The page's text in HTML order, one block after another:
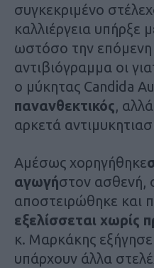
συγκεκριμένο
καλλιέργεια υπήρξε
ωστόσο την
αντιβιόγραμμα οι
ο μύκητας Candida
πανανθεκτικός,
αρκετά
Αμέσως χορηγήθηκε
αγωγήστον ασθενή,
αποστειρώθηκε και
εξελίσσεται χωρίς
κ. Μαρκάκης
υπάρχουν άλλα